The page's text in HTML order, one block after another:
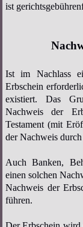
ist
Ist im Nachlass
Erbschein
existiert. Das
Nachweis der
Testament (mit
der Nachweis
Auch Banken,
einen solchen
Nachweis der
führen.